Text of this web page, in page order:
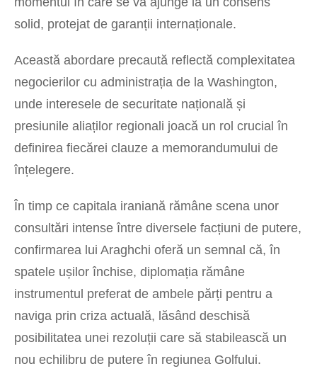
solid, protejat de garanții internaționale.
Această abordare precaută reflectă complexitatea
negocierilor cu administrația de la Washington,
unde interesele de securitate națională și
presiunile aliaților regionali joacă un rol crucial în
definirea fiecărei clauze a memorandumului de
înțelegere.
În timp ce capitala iraniană rămâne scena unor
consultări intense între diversele facțiuni de putere,
confirmarea lui Araghchi oferă un semnal că, în
spatele ușilor închise, diplomația rămâne
instrumentul preferat de ambele părți pentru a
naviga prin criza actuală, lăsând deschisă
posibilitatea unei rezoluții care să stabilească un
nou echilibru de putere în regiunea Golfului.